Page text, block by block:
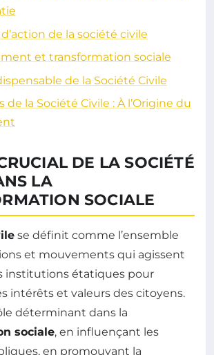
de la société civile
et transformation sociale
de la Société Civile
de la Société Civile : À l’Origine du
DE LA SOCIÉTÉ
LA
SOCIALE
se définit comme l’ensemble
et mouvements qui agissent
institutions étatiques pour
intérêts et valeurs des citoyens.
déterminant dans la
sociale, en influençant les
en promouvant la